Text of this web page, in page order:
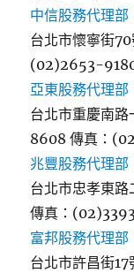
中信股務代理部
台北市懷寧街
(02)2653-
亞東股務代理部
台北市重慶南
8608 傳真：
兆豐股務代理部
台北市忠孝東
傳真：
富邦股務代理部
台北市許昌街